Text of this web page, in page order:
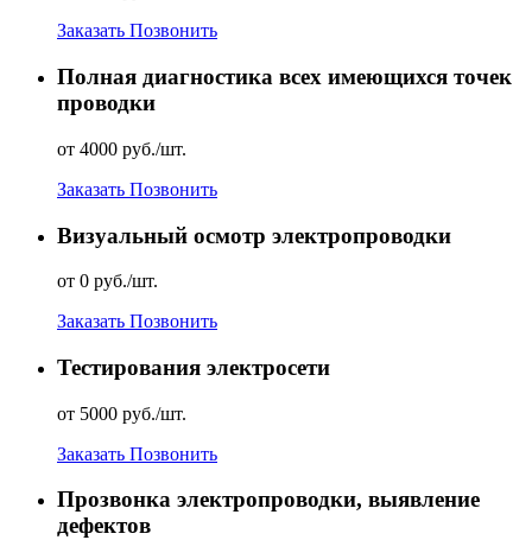
Заказать Позвонить
Полная диагностика всех имеющихся точек
проводки
от 4000 руб./шт.
Заказать Позвонить
Визуальный осмотр электропроводки
от 0 руб./шт.
Заказать Позвонить
Тестирования электросети
от 5000 руб./шт.
Заказать Позвонить
Прозвонка электропроводки, выявление
дефектов